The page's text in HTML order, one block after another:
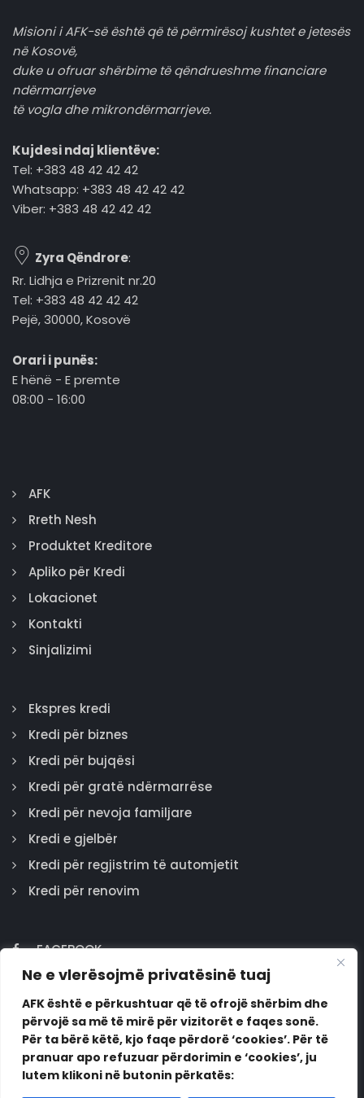
Ne e vlerësojmë privatësinë tuaj
AFK është e përkushtuar që të ofrojë shërbim dhe
përvojë sa më të mirë për vizitorët e faqes sonë.
Për ta bërë këtë, kjo faqe përdorë ‘cookies’. Për të
pranuar apo refuzuar përdorimin e ‘cookies’, ju
lutem klikoni në butonin përkatës:
Misioni i AFK-së është që të përmirësoj kushtet e jetesës
në Kosovë,
duke u ofruar shërbime të qëndrueshme financiare
ndërmarrjeve
të vogla dhe mikrondërmarrjeve.
Kujdesi ndaj klientëve:
Tel: +383 48 42 42 42
Whatsapp: +383 48 42 42 42
Viber: +383 48 42 42 42
Zyra Qëndrore:
Rr. Lidhja e Prizrenit nr.20
Tel: +383 48 42 42 42
Pejë, 30000, Kosovë
Orari i punës:
E hënë - E premte
08:00 - 16:00
AFK
Rreth Nesh
Produktet Kreditore
Apliko për Kredi
Lokacionet
Kontakti
Sinjalizimi
Ekspres kredi
Kredi për biznes
Kredi për bujqësi
Kredi për gratë ndërmarrëse
Kredi për nevoja familjare
Kredi e gjelbër
Kredi për regjistrim të automjetit
Kredi për renovim
FACEBOOK
GOOGLE
INSTAGRAM
LINKEDIN